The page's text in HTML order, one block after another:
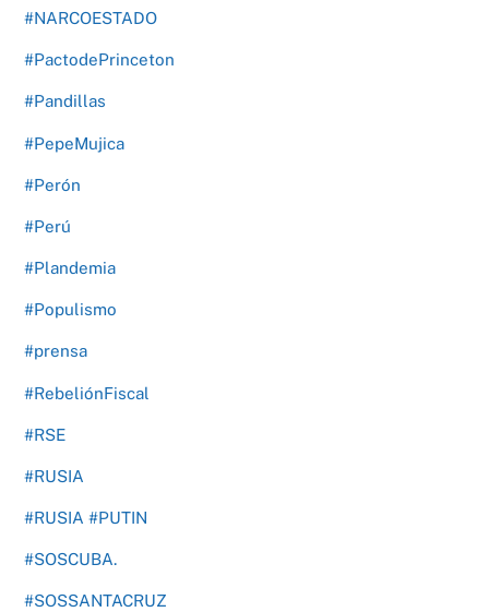
#NARCOESTADO
#PactodePrinceton
#Pandillas
#PepeMujica
#Perón
#Perú
#Plandemia
#Populismo
#prensa
#RebeliónFiscal
#RSE
#RUSIA
#RUSIA #PUTIN
#SOSCUBA.
#SOSSANTACRUZ